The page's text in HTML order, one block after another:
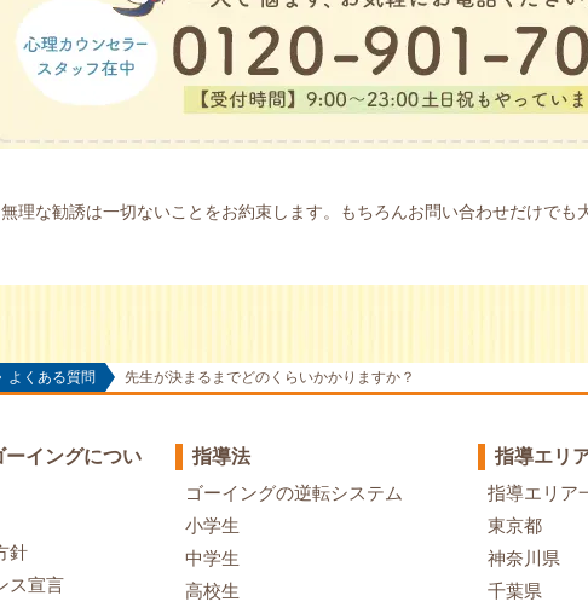
理な勧誘は一切ないことをお約束します。もちろんお問い合わせだけでも
よくある質問 先生が決まるまでどのくらいかかりますか？
ーイングについ
針
ス宣言
指導法
ゴーイングの逆転システム
小学生
中学生
高校生
指導エリ
指導エリア
東京都
神奈川県
千葉県